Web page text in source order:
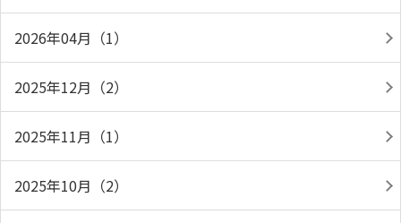
2026年04月（1）
2025年12月（2）
2025年11月（1）
2025年10月（2）